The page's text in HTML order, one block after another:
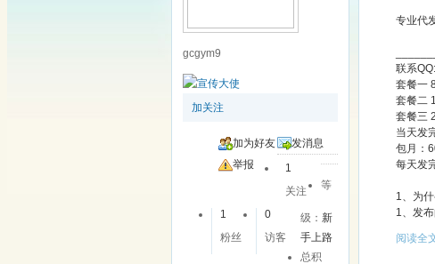
gcgym9
加关注
加为好友
发消息
举报
1
关注
1
粉丝
0
访客
等
级：新
手上路
总积
专业代
联系
套餐一
套餐二
套餐三
当天发
包月：
每天发
1、为
1、发
阅读全